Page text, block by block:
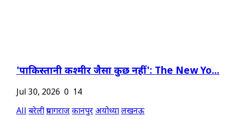
'पाकिस्तानी कश्मीर जैसा कुछ नहीं': The New Yo...
Jul 30, 2026 0 14
Allबरेलीप्रयागराजकानपुरअयोध्यालखनऊ